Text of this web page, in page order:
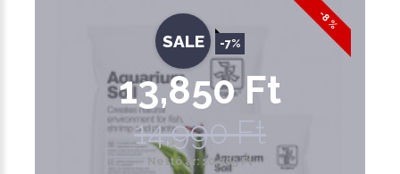
-8 %
SALE -7%
13,850 Ft
14,990 Ft
Nettó ár: 10,905 Ft